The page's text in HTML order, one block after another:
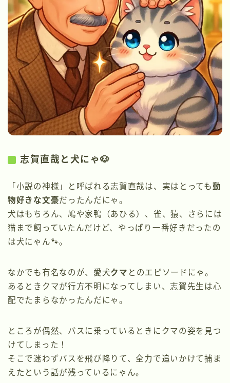
志賀直哉と犬にゃ🐶
「小説の神様」と呼ばれる志賀直哉は、実はとっても動
物好きな文豪だったんだにゃ。
犬はもちろん、鳩や家鴨（あひる）、雀、猿、さらには
猫まで飼っていたんだけど、やっぱり一番好きだったの
は犬にゃん🐾。
なかでも有名なのが、愛犬クマ とのエピソードにゃ。
あるときクマが行方不明になってしまい、志賀先生は心
配でたまらなかったんだにゃ。
ところが偶然、バスに乗っているときにクマの姿を見つ
けてしまった！
そこで迷わずバスを飛び降りて、全力で追いかけて捕ま
えたという話が残っているにゃん。